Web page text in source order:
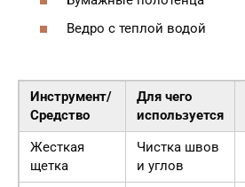
Ведро с теплой водой
Инструмент/
Средство
Для чего
используется
Жесткая
щетка
Чистка швов
и углов